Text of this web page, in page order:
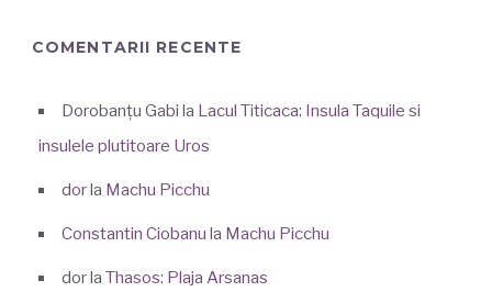
COMENTARII RECENTE
Dorobanțu Gabi la Lacul Titicaca: Insula Taquile si
insulele plutitoare Uros
dorla Machu Picchu
Constantin Ciobanu la Machu Picchu
dorla Thasos: Plaja Arsanas